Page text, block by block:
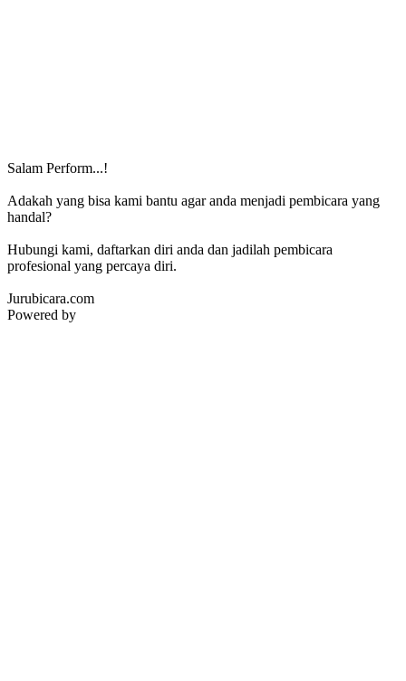
Salam Perform...!
Adakah yang bisa kami bantu agar anda menjadi pembicara yang
handal?
Hubungi kami, daftarkan diri anda dan jadilah pembicara
profesional yang percaya diri.
Jurubicara.com
Powered by